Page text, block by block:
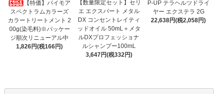
【特価】パイモア
スペクトラムカラーズ
カラートリートメント 2
00g(染毛料)※パッケー
ジ順次リニューアル中
1,826円(税166円)
【数量限定セット】セリ
エ エクスパート メタル
DX コンセントレイティ
ッドオイル 50mL＋メタ
ルDXプロフェッショナ
ルシャンプー100mL
3,647円(税332円)
P-UP テラヘルツドライ
ヤー エクステラ 2G
22,638円(税2,058円)